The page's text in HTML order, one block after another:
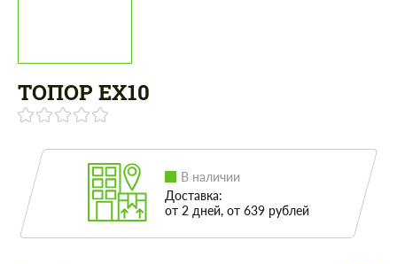
ТОПОР EX10
В наличии
Доставка:
от 2 дней, от 639 рублей